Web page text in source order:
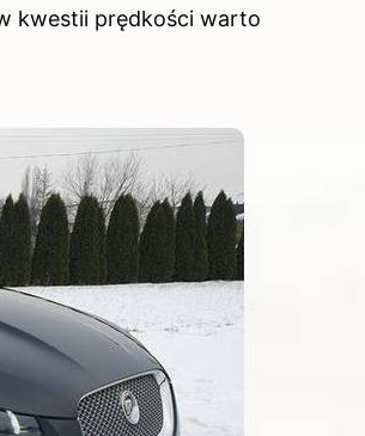
kwestii prędkości warto